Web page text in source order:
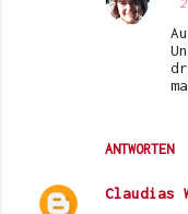
ANTWORTEN
Claudias